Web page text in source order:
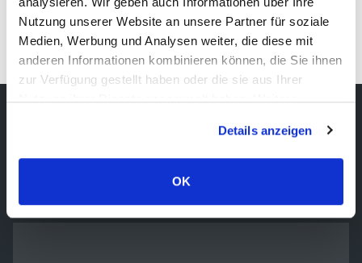
Nutzung unserer Website an unsere Partner für soziale
Medien, Werbung und Analysen weiter, die diese mit
anderen Informationen kombinieren können, die Sie ihnen
zur Verfügung gestellt haben oder die sie aus Ihrer
Nutzung ihrer Dienste gesammelt haben. Weitere
Details anzeigen
OK
API und Integration
Telekommunikationssoftware